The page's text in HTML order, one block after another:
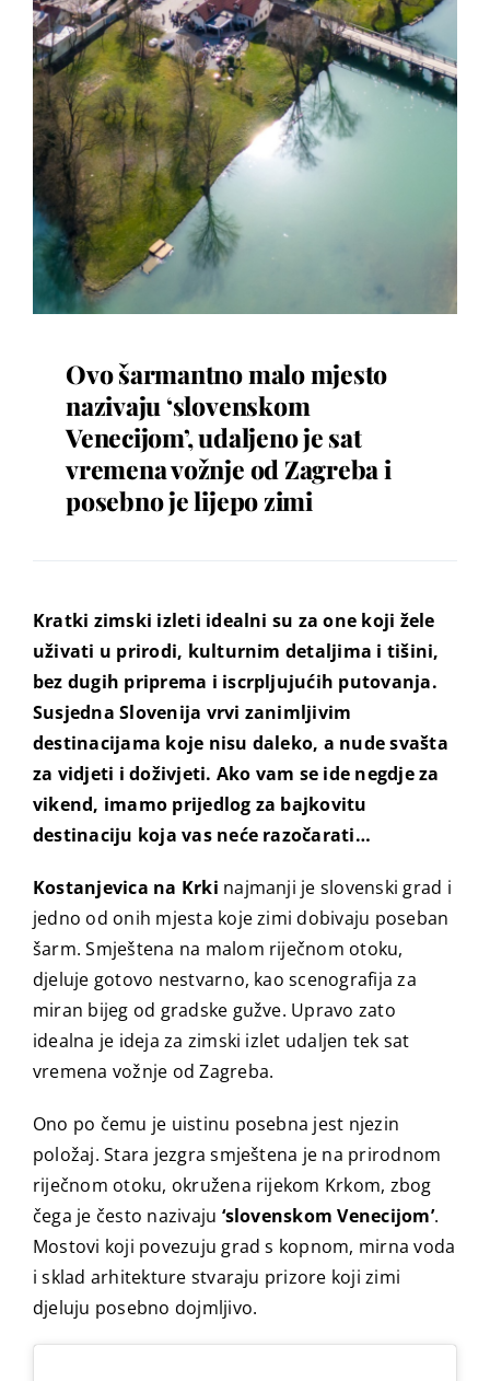
Ovo šarmantno malo mjesto
nazivaju ‘slovenskom
Venecijom’, udaljeno je sat
vremena vožnje od Zagreba i
posebno je lijepo zimi
Kratki zimski izleti idealni su za one koji žele
uživati u prirodi, kulturnim detaljima i tišini,
bez dugih priprema i iscrpljujućih putovanja.
Susjedna Slovenija vrvi zanimljivim
destinacijama koje nisu daleko, a nude svašta
za vidjeti i doživjeti. Ako vam se ide negdje za
vikend, imamo prijedlog za bajkovitu
destinaciju koja vas neće razočarati…
Kostanjevica na Krki najmanji je slovenski grad i
jedno od onih mjesta koje zimi dobivaju poseban
šarm. Smještena na malom riječnom otoku,
djeluje gotovo nestvarno, kao scenografija za
miran bijeg od gradske gužve. Upravo zato
idealna je ideja za zimski izlet udaljen tek sat
vremena vožnje od Zagreba.
Ono po čemu je uistinu posebna jest njezin
položaj. Stara jezgra smještena je na prirodnom
riječnom otoku, okružena rijekom Krkom, zbog
čega je često nazivaju ‘slovenskom Venecijom’.
Mostovi koji povezuju grad s kopnom, mirna voda
i sklad arhitekture stvaraju prizore koji zimi
djeluju posebno dojmljivo.